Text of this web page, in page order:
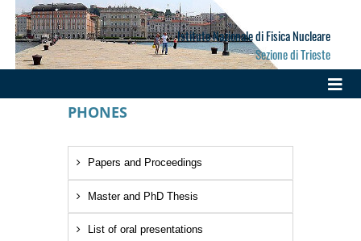
Istituto Nazionale di Fisica Nucleare
Sezione di Trieste
PHONES
Papers and Proceedings
Master and PhD Thesis
List of oral presentations